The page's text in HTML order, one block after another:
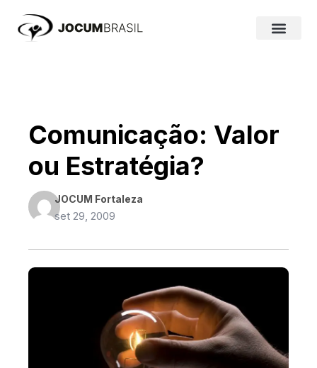
para
Comunicação: Valor
ou Estratégia?
JOCUM Fortaleza
set 29, 2009